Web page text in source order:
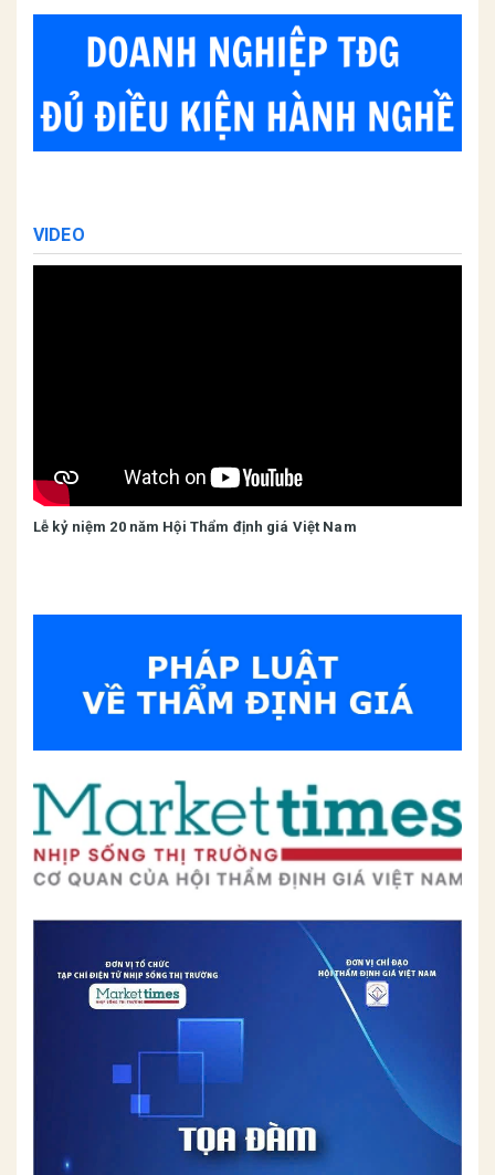
VIDEO
Lễ kỷ niệm 20 năm Hội Thẩm định giá Việt Nam